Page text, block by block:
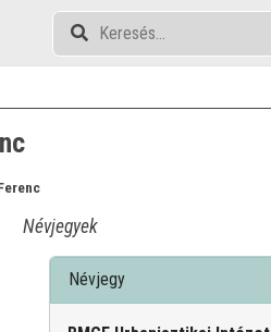
Névjegyek
Névjegy